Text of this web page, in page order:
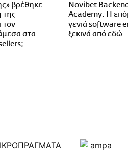
βρέθηκε
της
τον
στα
Novibet Backend
Academy: Η
γενιά software
ξεκινά από εδώ